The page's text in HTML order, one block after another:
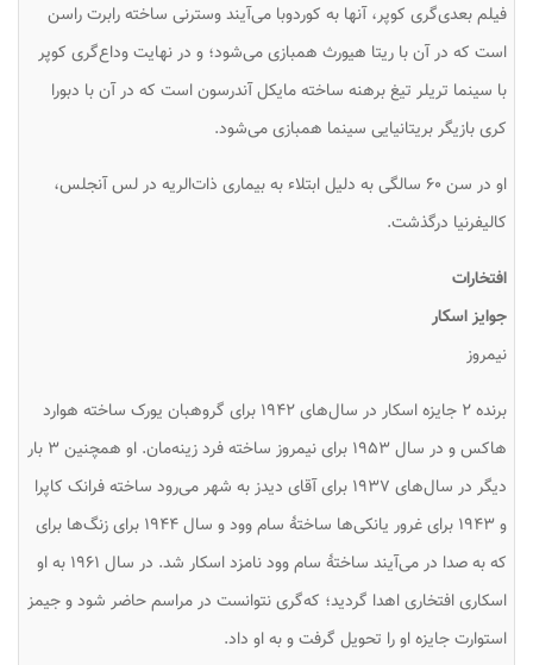
فیلم بعدی‌گری کوپر، آنها به کوردوبا می‌آیند وسترنی ساخته رابرت راسن
است که در آن با ریتا هیورث همبازی می‌شود؛ و در نهایت وداع‌گری کوپر
با سینما تریلر تیغ برهنه ساخته مایکل آندرسون است که در آن با دبورا
کری بازیگر بریتانیایی سینما همبازی می‌شود.
او در سن ۶۰ سالگی به دلیل ابتلاء به بیماری ذات‌الریه در لس آنجلس،
کالیفرنیا درگذشت.
افتخارات
جوایز اسکار
نیمروز
برنده ۲ جایزه اسکار در سال‌های ۱۹۴۲ برای گروهبان یورک ساخته هوارد
هاکس و در سال ۱۹۵۳ برای نیمروز ساخته فرد زینه‌مان. او همچنین ۳ بار
دیگر در سال‌های ۱۹۳۷ برای آقای دیدز به شهر می‌رود ساخته فرانک کاپرا
و ۱۹۴۳ برای غرور یانکی‌ها ساختهٔ سام وود و سال ۱۹۴۴ برای زنگ‌ها برای
که به صدا در می‌آیند ساختهٔ سام وود نامزد اسکار شد. در سال ۱۹۶۱ به او
اسکاری افتخاری اهدا گردید؛ که‌گری نتوانست در مراسم حاضر شود و جیمز
استوارت جایزه او را تحویل گرفت و به او داد.